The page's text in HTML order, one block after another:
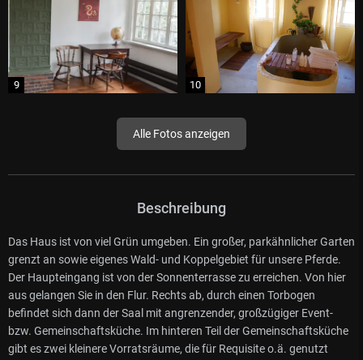
Alle Fotos anzeigen
Beschreibung
Das Haus ist von viel Grün umgeben. Ein großer, parkähnlicher Garten
grenzt an sowie eigenes Wald- und Koppelgebiet für unsere Pferde.
Der Haupteingang ist von der Sonnenterrasse zu erreichen. Von hier
aus gelangen Sie in den Flur. Rechts ab, durch einen Torbogen
befindet sich dann der Saal mit angrenzender, großzügiger Event-
bzw. Gemeinschaftsküche. Im hinteren Teil der Gemeinschaftsküche
gibt es zwei kleinere Vorratsräume, die für Requisite o.ä. genutzt